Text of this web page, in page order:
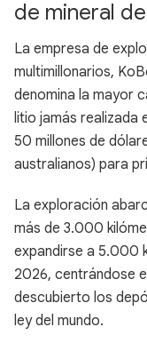
de mineral
La empresa de
multimillonarios,
denomina la mayor
litio jamás realizada
50 millones de
australianos) para
La exploración
más de 3.000
expandirse a 5.000
2026, centrándose
descubierto los
ley del mundo.